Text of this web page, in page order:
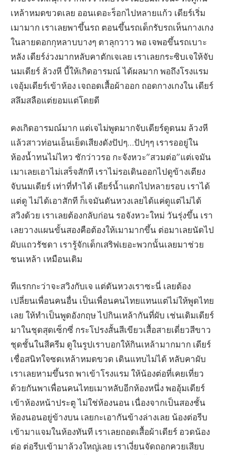
เหล้าหมดขวดเลย ออนเดอะร็อกไปหลายแก้ว เดียร์เริ่ม
เมามาก เราเลยพาขึ้นรถ ตอนขึ้นรถเด็กรับรถเห็นกางเกง
ในลายดอกกุหลาบบางๆ ตาลุกวาว พอ เจพอขึ้นรถเบาะ
หลัง เดียร์ง่วงมากหลับคาตักเจเลย เราเลยกระซิบเจให้จับ
นมเดียร์ ล้วงหี บี้ให้เกิดอารมณ์ ได้ผลมาก พอถึงโรงแรม
เจอุ้มเดียร์เข้าห้อง เจถอดเสื้อผ้าออก ถอดกางเกงใน เดียร์
สลึมสลือแต่ยอมแต่โดยดี
คงเกิดอารมณ์มาก แต่เจไม่พูดมากจับเดียร์ดูดนม ล้วงหี
แล้วสาวท่อนเอ็นเย็ดเสียงดังปัปๆ…ปัปๆๆ เรารออยู่ใน
ห้องน้ำทนไม่ไหว ชักว่าวรอ กะจังหวะ”สวมต่อ”แต่เจมัน
เมาเลยเอาไม่เสร็จสักที เราไม่รอเดินออกไปดูข้างเตียง
จับนมเดียร์ เท่าที่ทำได้ เดียร์น้ำแตกไปหลายรอบ เราได้
แต่ดู ไม่ได้เอาสักที ก็เจมันดันหวงเลยได้แค่ดูแต่ไม่ได้
สวิงด้วย เราเลยต้องกลับก่อน รอจังหวะใหม่ วันรุ่งขึ้น เรา
เลยวางแผนขั้นสองคือต้องให้เมามากขึ้น ต่อมาเลยนัดไป
ผับแถวรัชดา เรารู้จักเด็กเสริฟเยอะพวกนั้นเลยมาช่วย
ชนเหล้า เหมือนเดิม
ทีแรกกะว่าจะสวิงกับเจ แต่ดันหวงเราซะนี่ เลยต้อง
เปลี่ยนเพื่อนคนอื่น เป็นเพื่อนคนไทยแทนแต่ไม่ให้พูดไทย
เลย ให้ทำเป็นพูดอังกฤษ ไปกินเหล้ากันที่ผับ เช่นเดิมเดียร์
มาในชุดสุดเซ็กซี่ กระโปรงสั้นสีเขียวเสื้อสายเดี่ยวสีขาว
ชุดชั้นในสีครีม ดูในรูปเราบอกให้กินเหล้ามากมาก เดียร์
เชื่อสนิทใจซดเหล้าหมดขวด เดินแทบไม่ได้ หลับคาผับ
เราเลยหามขึ้นรถ พาเข้าโรงแรม ให้น้องต่อที่เคยเที่ยว
ด้วยกันพาเพื่อนคนไทยเมาหลับอีกห้องหนึ่ง พออุ้มเดียร์
เข้าห้องหน้าประตู ไม่ใช่ห้องนอน เนื่องจากเป็นสองชั้น
ห้องนอนอยู่ข้างบน เลยกะเอากันข้างล่างเลย น้องต่อรีบ
เข้ามาแจมในห้องทันที เราเลยถอดเสื้อผ้าเดียร์ อวดน้อง
ต่อ ต่อรีบเข้ามาล้วงใหญ่เลย เราเงี่ยนจัดถอกควยเสียบ